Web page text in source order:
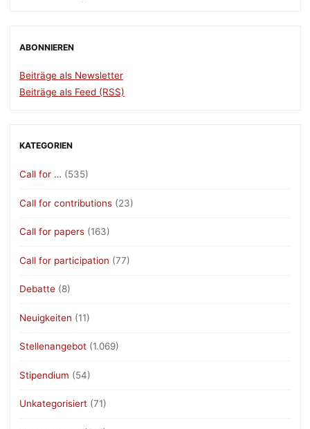
ABONNIEREN
Beiträge als Newsletter
Beiträge als Feed (RSS)
KATEGORIEN
Call for … (535)
Call for contributions (23)
Call for papers (163)
Call for participation (77)
Debatte (8)
Neuigkeiten (11)
Stellenangebot (1.069)
Stipendium (54)
Unkategorisiert (71)